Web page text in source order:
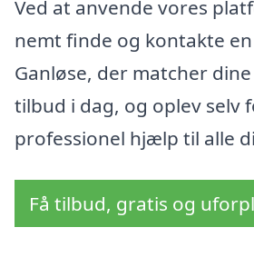
Ved at anvende vores
nemt finde og kontakte
Ganløse, der matcher
tilbud i dag, og oplev selv
professionel hjælp til alle
Få tilbud, gratis og